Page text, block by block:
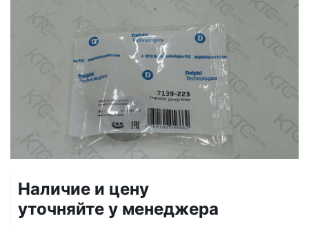
Наличие и цену
уточняйте у менеджера